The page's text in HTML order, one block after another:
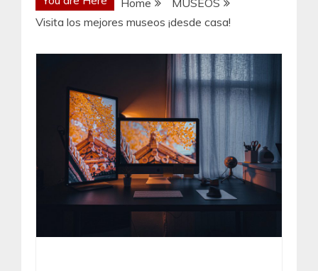
Visita los mejores museos ¡desde casa!